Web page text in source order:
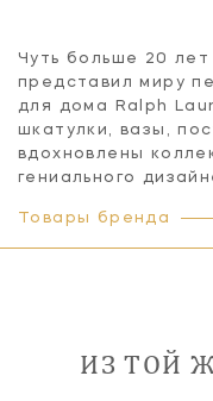
Чуть больше 20
представил миру
для дома Ralph
шкатулки, вазы,
вдохновлены
гениального
Товары бренда
ИЗ ТОЙ